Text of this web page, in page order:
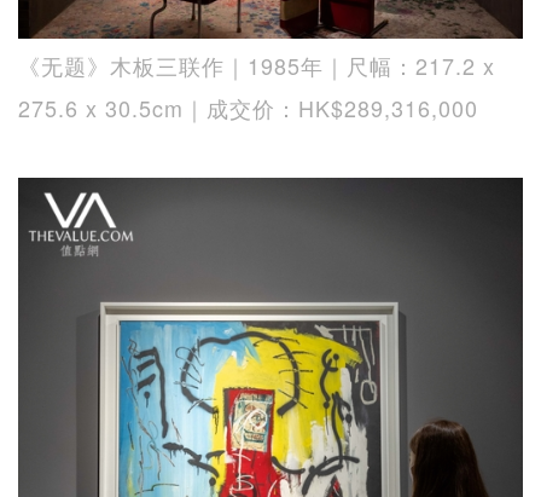
《无题》木板三联作｜1985年｜尺幅：217.2 x
275.6 x 30.5cm｜成交价：HK$289,316,000